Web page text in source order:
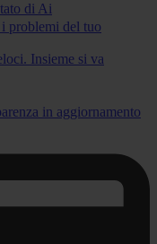
di Ai
problemi del tuo
Insieme si va
in aggiornamento